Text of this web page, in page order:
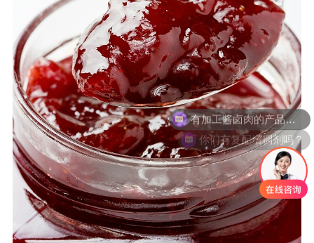
有加工酱卤肉的产品吗？
你们有复配增稠剂吗？